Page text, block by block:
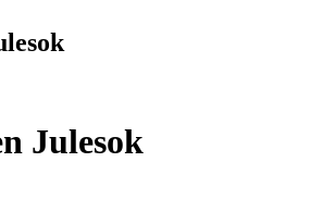
Julesok